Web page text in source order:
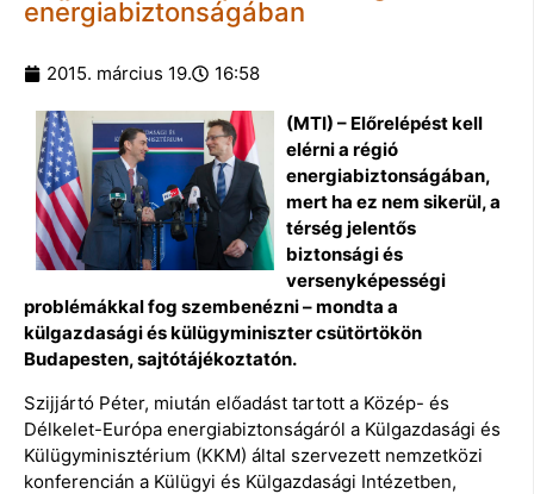
energiabiztonságában
2015. március 19. 16:58
(MTI) – Előrelépést kell
elérni a régió
energiabiztonságában,
mert ha ez nem sikerül, a
térség jelentős
biztonsági és
versenyképességi
problémákkal fog szembenézni – mondta a
külgazdasági és külügyminiszter csütörtökön
Budapesten, sajtótájékoztatón.
Szijjártó Péter, miután előadást tartott a Közép- és
Délkelet-Európa energiabiztonságáról a Külgazdasági és
Külügyminisztérium (KKM) által szervezett nemzetközi
konferencián a Külügyi és Külgazdasági Intézetben,